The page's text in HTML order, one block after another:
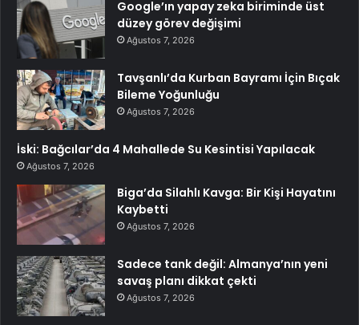
Google’ın yapay zeka biriminde üst
düzey görev değişimi
Ağustos 7, 2026
Tavşanlı’da Kurban Bayramı İçin Bıçak
Bileme Yoğunluğu
Ağustos 7, 2026
İski: Bağcılar’da 4 Mahallede Su Kesintisi Yapılacak
Ağustos 7, 2026
Biga’da Silahlı Kavga: Bir Kişi Hayatını
Kaybetti
Ağustos 7, 2026
Sadece tank değil: Almanya’nın yeni
savaş planı dikkat çekti
Ağustos 7, 2026